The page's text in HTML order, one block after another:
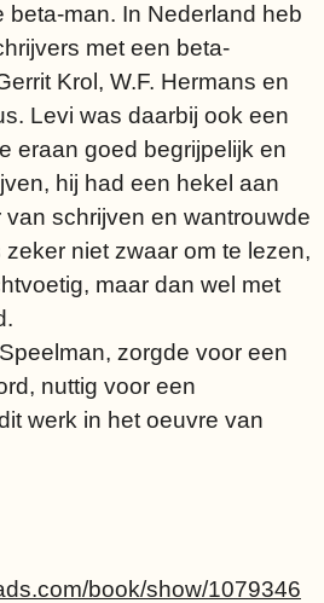
beta-man. In Nederland heb
met een beta-
Krol, W.F. Hermans en
Levi was daarbij ook een
eraan goed begrijpelijk en
hij had een hekel aan
schrijven en wantrouwde
niet zwaar om te lezen,
maar dan wel met
zorgde voor een
nuttig voor een
werk in het oeuvre van
book/show/1079346